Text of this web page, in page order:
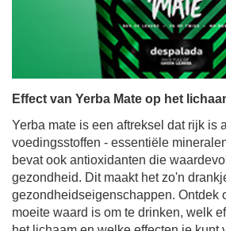
Effect van Yerba Mate op het
Yerba mate is een aftreksel dat rijk is
voedingsstoffen - essentiële
bevat ook antioxidanten die
gezondheid. Dit maakt het zo'n
gezondheidseigenschappen. Ontdek
moeite waard is om te drinken, welk